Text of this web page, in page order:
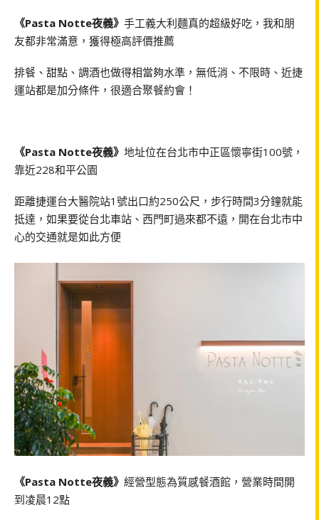
《Pasta Notte夜義》 手工義大利麵真的超級好吃，我和朋
友都非常滿意，獲得極高評價推薦
排餐、甜點、調酒也做得相當夠水準，無低消、不限時、近捷
運站都是加分條件，很適合聚餐約會！
《Pasta Notte夜義》 地址位在台北市中正區懷寧街100號，
靠近228和平公園
距離捷運台大醫院站1號出口約250公尺，步行時間3分鐘就能
抵達，如果要從台北車站、西門町過來都不遠，開在台北市中
心的交通就是如此方便
《Pasta Notte夜義》 經營型態為質感餐酒館，營業時間開
到凌晨12點